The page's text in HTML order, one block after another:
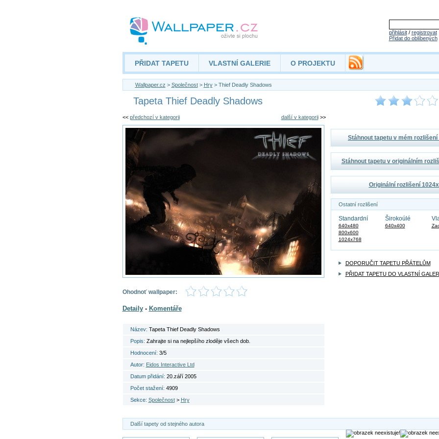
přihlásit/ registrovat
Přidat do oblíbených
PŘIDAT TAPETU VLASTNÍ GALERIE O PROJEKTU
Wallpaper.cz > Společnost> Hry> Thief Deadly Shadows
Tapeta Thief Deadly Shadows
<< předchozí v kategorii další v kategorii>>
Ohodnoť wallpaper:
Detaily- Komentáře
Název: Tapeta Thief Deadly Shadows
Popis: Zahrajte si na nejlepšího zloděje všech dob.
Hodnocení: 3/5
Autor: Eidos Interactive Ltd
Datum přidání: 20.září 2005
Počet stažení: 4909
Sekce: Společnost> Hry
Stáhnout tapetu v mém rozlišení
Stáhnout tapetu v originálním
Originální rozlišení
Ostatní rozlišení
Standardní
640x480
800x600
1024x768
Širokoúlé
640x400
DOPORUČIT TAPETU PŘÁTELŮM
PŘIDAT TAPETU DO VLASTNÍ
Další tapety od stejného autora